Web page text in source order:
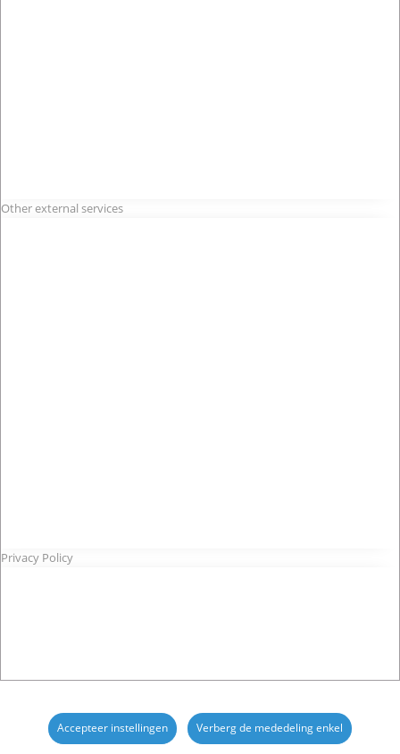
Other external services
Privacy Policy
Accepteer instellingen Verberg de mededeling enkel